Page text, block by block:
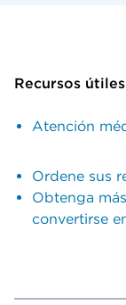
Recursos útiles
Atención
Ordene sus
Obtenga
convertirse